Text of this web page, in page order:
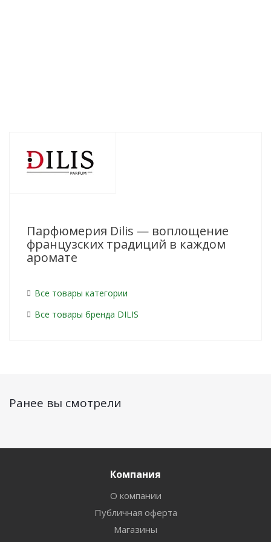
Парфюмерия Dilis — воплощение
французских традиций в каждом
аромате
Все товары категории
Все товары бренда DILIS
Ранее вы смотрели
Компания
О компании
Публичная оферта
Магазины